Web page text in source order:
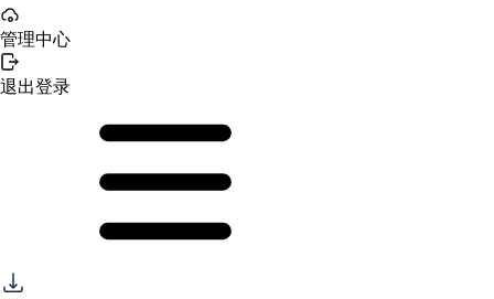
管理中心
退出登录